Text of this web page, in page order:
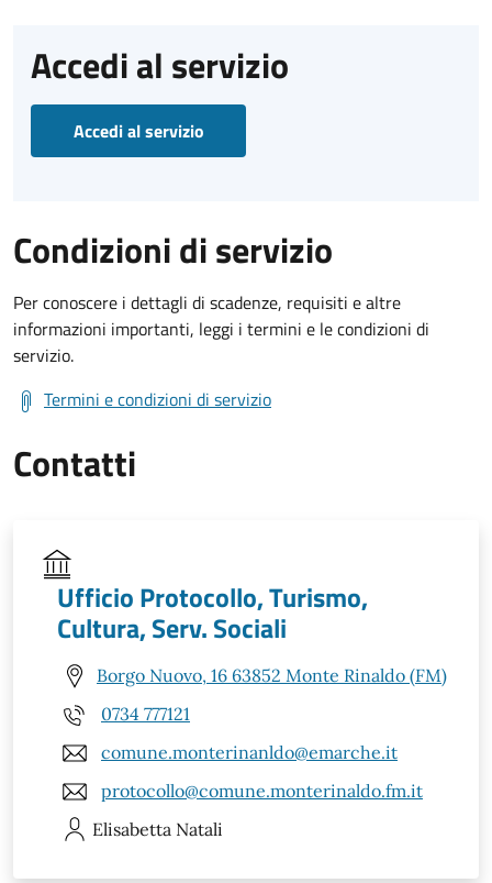
Accedi al servizio
Accedi al servizio
Condizioni di servizio
Per conoscere i dettagli di scadenze, requisiti e altre
informazioni importanti, leggi i termini e le condizioni di
servizio.
Termini e condizioni di servizio
Contatti
Ufficio Protocollo, Turismo,
Cultura, Serv. Sociali
Borgo Nuovo, 16 63852 Monte Rinaldo (FM)
0734 777121
comune.monterinanldo@emarche.it
protocollo@comune.monterinaldo.fm.it
Elisabetta Natali